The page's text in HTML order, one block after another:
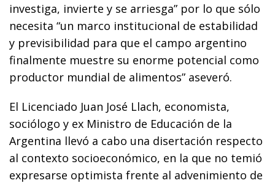
investiga, invierte y se arriesga” por lo que sólo
necesita “un marco institucional de estabilidad
y previsibilidad para que el campo argentino
finalmente muestre su enorme potencial como
productor mundial de alimentos” aseveró.
El Licenciado Juan José Llach, economista,
sociólogo y ex Ministro de Educación de la
Argentina llevó a cabo una disertación respecto
al contexto socioeconómico, en la que no temió
expresarse optimista frente al advenimiento de